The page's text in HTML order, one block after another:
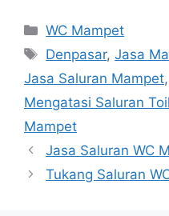
Kategori
WC Mampet
Tag
Denpasar,Jasa
Jasa Saluran Mampet,
Mengatasi Saluran
Mampet
Jasa Saluran WC
Tukang Saluran